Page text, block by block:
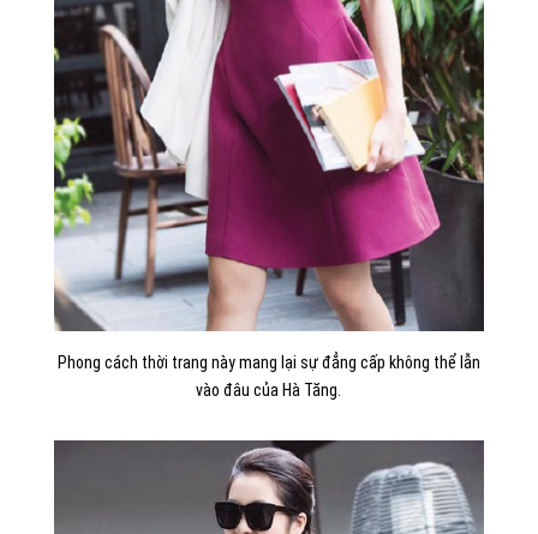
Phong cách thời trang này mang lại sự đẳng cấp không thể lẫn
vào đâu của Hà Tăng.